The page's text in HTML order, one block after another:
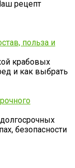
рецепт
польза и
крабовых
и как выбрать
безопасности